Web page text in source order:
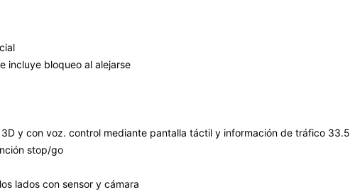
incluye bloqueo al alejarse
y con voz. control mediante pantalla táctil y información de tráfico 33.5
stop/go
lados con sensor y cámara